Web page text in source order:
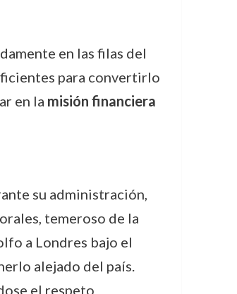
en las filas del
para convertirlo
en la misión financiera
su administración,
temeroso de la
a Londres bajo el
alejado del país.
el respeto